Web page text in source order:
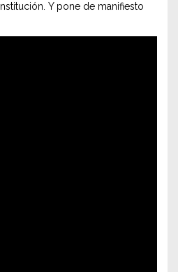
Y pone de manifiesto